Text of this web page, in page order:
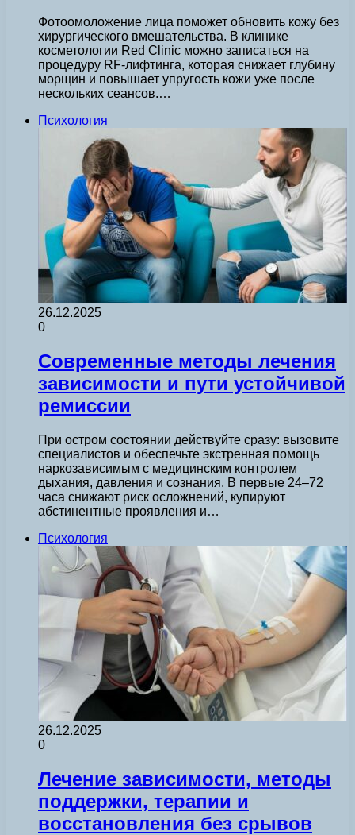
Фотоомоложение лица поможет обновить кожу без
хирургического вмешательства. В клинике
косметологии Red Clinic можно записаться на
процедуру RF-лифтинга, которая снижает глубину
морщин и повышает упругость кожи уже после
нескольких сеансов.…
Психология
26.12.2025
0
Современные методы лечения
зависимости и пути устойчивой
ремиссии
При остром состоянии действуйте сразу: вызовите
специалистов и обеспечьте экстренная помощь
наркозависимым с медицинским контролем
дыхания, давления и сознания. В первые 24–72
часа снижают риск осложнений, купируют
абстинентные проявления и…
Психология
26.12.2025
0
Лечение зависимости, методы
поддержки, терапии и
восстановления без срывов